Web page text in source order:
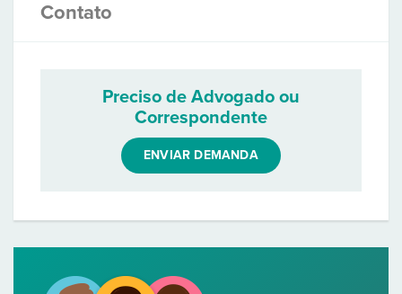
Contato
Preciso de Advogado ou
Correspondente
ENVIAR DEMANDA